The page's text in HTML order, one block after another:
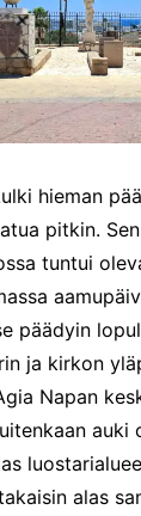
hieman
pitkin.
tuntui
päädyin
ja kirkon
Napan
auki
alas